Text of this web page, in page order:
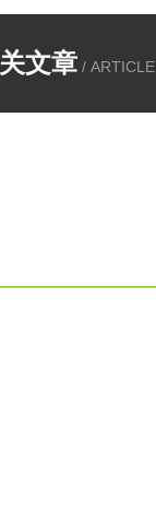
文章 / ARTICLE